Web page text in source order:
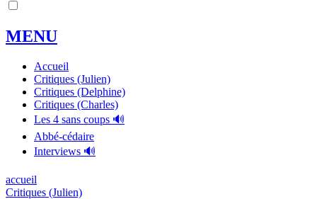
MENU
Accueil
Critiques (Julien)
Critiques (Delphine)
Critiques (Charles)
Les 4 sans coups 🔊
Abbé-cédaire
Interviews 🔊
accueil
Critiques (Julien)